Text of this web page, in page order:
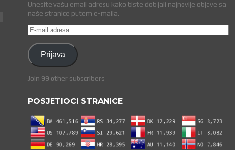
Unesite vašu email adresu kako biste dobijali najnovije objave sa
naše stranice putem e-maila.
E-
mail
adresa
Prijava
Join 99 other subscribers
POSJETIOCI STRANICE